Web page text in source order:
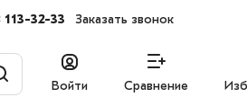
113-32-33 Заказать звонок
Войти
Сравнение